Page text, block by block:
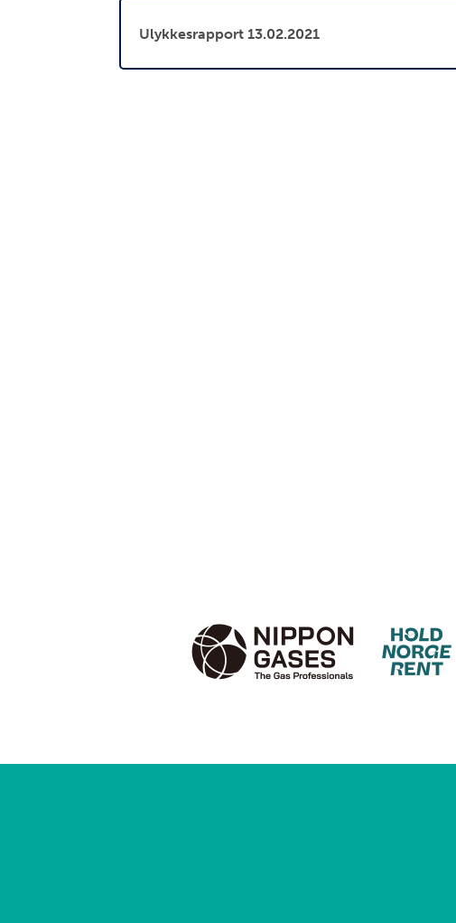
Ulykkesrapport 13.02.2021